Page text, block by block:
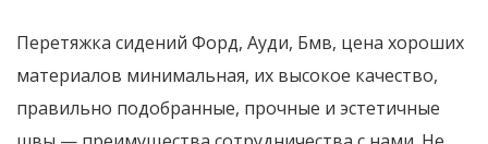
Перетяжка сидений Форд, Ауди, Бмв, цена хороших
материалов минимальная, их высокое качество,
правильно подобранные, прочные и эстетичные